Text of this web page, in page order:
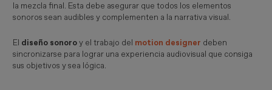
la mezcla final. Esta debe asegurar que todos los elementos
sonoros sean audibles y complementen a la narrativa visual.
El diseño sonoroy el trabajo del motion designer deben
sincronizarse para lograr una experiencia audiovisual que consiga
sus objetivos y sea lógica.